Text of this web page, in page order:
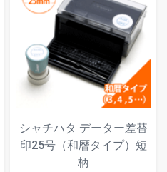
シャチハタ データー差替
印25号（和暦タイプ）短
柄